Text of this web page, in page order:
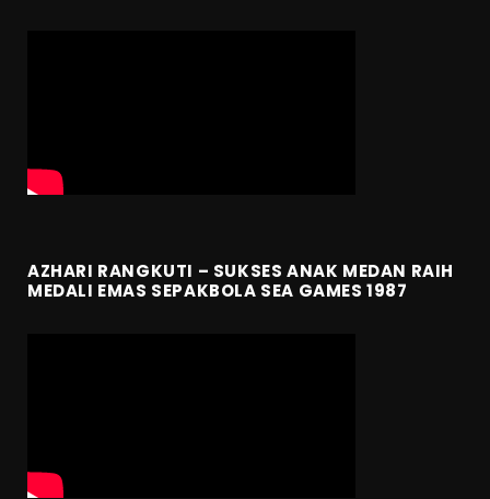
AZHARI RANGKUTI – SUKSES ANAK MEDAN RAIH
MEDALI EMAS SEPAKBOLA SEA GAMES 1987